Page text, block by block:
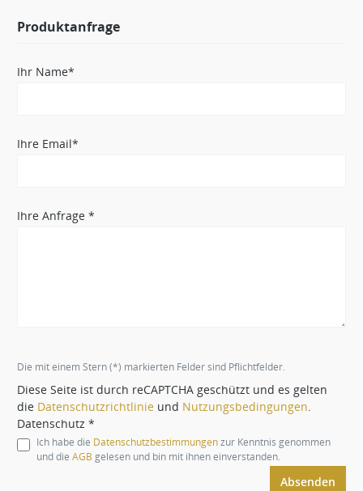
Produktanfrage
Ihr Name*
Ihre Email*
Ihre Anfrage *
Die mit einem Stern (*) markierten Felder sind Pflichtfelder.
Diese Seite ist durch reCAPTCHA geschützt und es gelten
die Datenschutzrichtlinie und Nutzungsbedingungen.
Datenschutz *
Ich habe die Datenschutzbestimmungenzur Kenntnis genommen
und die AGB gelesen und bin mit ihnen einverstanden.
Absenden